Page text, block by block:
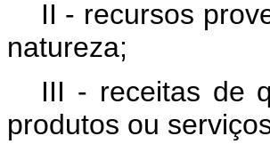
II - recursos
natureza;
III - receitas de
produtos ou